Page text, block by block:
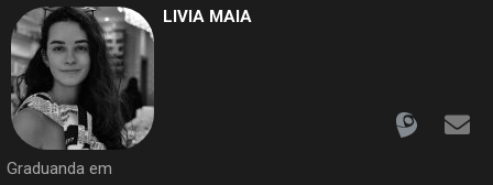
LIVIA MAIA
Graduanda em